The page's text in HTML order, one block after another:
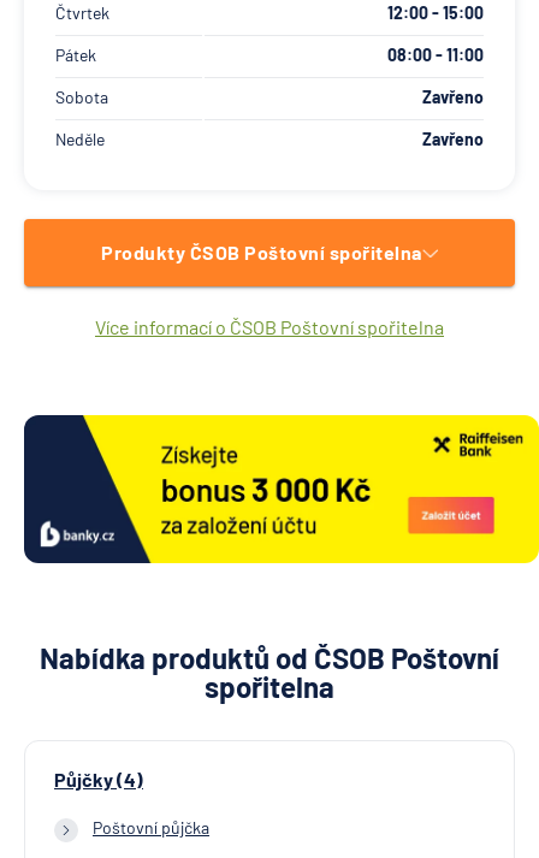
Čtvrtek 12:00 - 15:00
Pátek 08:00 - 11:00
Sobota Zavřeno
Neděle Zavřeno
Produkty ČSOB Poštovní spořitelna
Více informací o ČSOB Poštovní spořitelna
Nabídka produktů od ČSOB Poštovní
spořitelna
Půjčky (4)
Poštovní půjčka